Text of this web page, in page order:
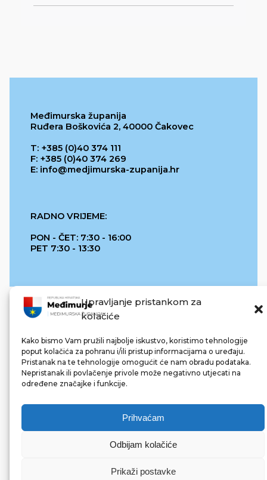
Upravljanje pristankom za
kolačiće
Kako bismo Vam pružili najbolje iskustvo, koristimo tehnologije
poput kolačića za pohranu i/ili pristup informacijama o uređaju.
Pristanak na te tehnologije omogućit će nam obradu podataka.
Nepristanak ili povlačenje privole može negativno utjecati na
određene značajke i funkcije.
Prihvaćam
Odbijam kolačiće
Prikaži postavke
Međimurska županija
Ruđera Boškovića 2, 40000 Čakovec
T: +385 (0)40 374 111
F: +385 (0)40 374 269
E: info@medjimurska-zupanija.hr
RADNO VRIJEME:
PON - ČET: 7:30 - 16:00
PET 7:30 - 13:30
REPUBLIKA HRVATSKA
© 2022 Međimurska županija. Sva prava pridržana.